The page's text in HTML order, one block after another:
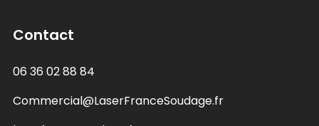
Contact
06 36 02 88 84
Commercial@LaserFranceSoudage.fr